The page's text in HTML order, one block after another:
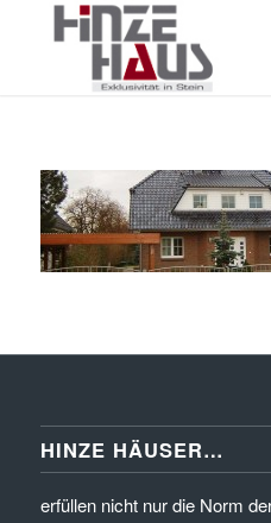
HINZE HÄUSER…
erfüllen nicht nur die Norm